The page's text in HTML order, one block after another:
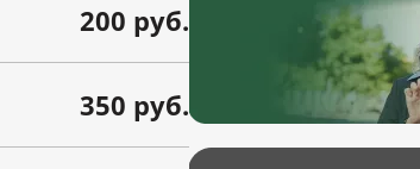
200 руб.
350 руб.